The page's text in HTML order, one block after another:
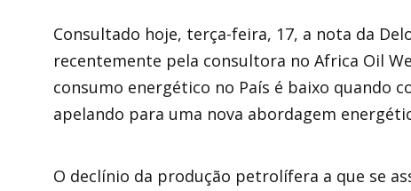
Consultado hoje, terça-feira, 17, a nota da
recentemente pela consultora no Africa Oil
consumo energético no País é baixo quando
apelando para uma nova abordagem
O declínio da produção petrolífera a que se